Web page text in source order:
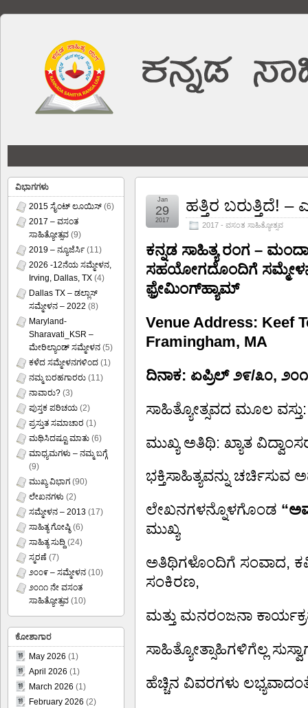
ಹತ್ತಿರ ಬರುತ್ತಿದೆ!
2017 - ವಸಂತ ಸಾಹಿತ್ಯೋತ್ಸವ
Jan
29
2017
ಕನ್ನಡ ಸಾಹಿತ್ಯ ರಂಗ –
ಸಹಯೋಗದೊಂದಿಗೆ
ಫ಼್ರೇಮಿಂಗ್‍ಹ್ಯಾಮ್
Venue Address: Keef
Framingham, MA
ದಿನಾಕ: ಏಪ್ರಿಲ್ ೨೯/೩೦,
ಸಾಹಿತ್ಯೋತ್ಸವದ ಮೂಲ ವಸ್ತು:
ಮುಖ್ಯ ಅತಿಥಿ: ಖ್ಯಾತ
ಭಕ್ತಿಸಾಹಿತ್ಯವನ್ನು
ಲೇಖನಗಳನ್ನೊಳಗೊಂಡ
ಮುಖ್ಯ
ಅತಿಥಿಗಳೊಂದಿಗೆ ಸಂವಾದ,
ಸಂಕಿರಣ,
ಮತ್ತು ಮನರಂಜನಾ
ಸಾಹಿತ್ಯೋತ್ಸಾಹಿಗಳಿಗೆಲ್ಲ
ಹೆಚ್ಚಿನ ವಿವರಗಳು
ವಿಭಾಗಗಳು
2015 ಸೈಂಟ್ ಲೂಯಿಸ್ (6)
2017 – ವಸಂತ
ಸಾಹಿತ್ಯೋತ್ಸವ (9)
2019 – ನ್ಯೂಜೆರ್ಸಿ (11)
2026 -12ನೆಯ ಸಮ್ಮೇಳನ,
Irving, Dallas, TX (4)
Dallas TX – ಡಲ್ಲಾಸ್
ಸಮ್ಮೇಳನ – 2022 (8)
Maryland-
Sharavati_KSR –
ಮೇರಿಲ್ಯಾಂಡ್ ಸಮ್ಮೇಳನ (5)
ಕಳೆದ ಸಮ್ಮೇಳನಗಳಿಂದ (1)
ನಮ್ಮ ಬರಹಗಾರರು (11)
ನಾವಾರು? (3)
ಪುಸ್ತಕ ಪರಿಚಯ (2)
ಪ್ರಸ್ತುತ ಸಮಾಚಾರ (1)
ಮಥಿಸಿದಷ್ಟೂ ಮಾತು (6)
ಮಾಧ್ಯಮಗಳು – ನಮ್ಮ ಬಗ್ಗೆ
(9)
ಮುಖ್ಯ ವಿಭಾಗ (90)
ಲೇಖನಗಳು (2)
ಸಮ್ಮೇಳನ – 2013 (17)
ಸಾಹಿತ್ಯ ಗೋಷ್ಠಿ (6)
ಸಾಹಿತ್ಯ ಸುದ್ದಿ (24)
ಸ್ಮರಣೆ (7)
೨೦೦೯ – ಸಮ್ಮೇಳನ (10)
೨೦೧೧ ನೇ ವಸಂತ
ಸಾಹಿತ್ಯೋತ್ಸವ (10)
ಕೋಶಾಗಾರ
May 2026 (1)
April 2026 (1)
March 2026 (1)
February 2026 (2)